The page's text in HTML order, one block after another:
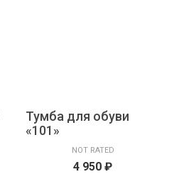
Тумба для обуви
«101»
NOT RATED
4 950 ₽